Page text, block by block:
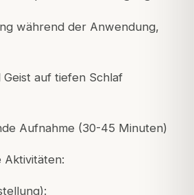
während der Anwendung,
Geist auf tiefen Schlaf
Aufnahme (30-45 Minuten)